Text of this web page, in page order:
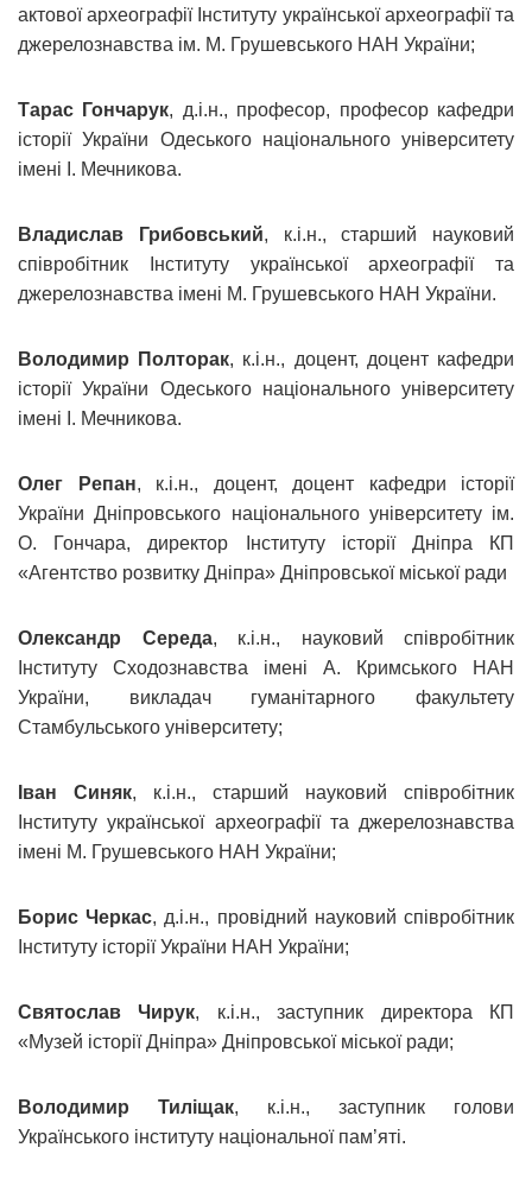
актової археографії Інституту української археографії та
джерелознавства ім. М. Грушевського НАН України;
Тарас Гончарук, д.і.н., професор, професор кафедри
історії України Одеського національного університету
імені І. Мечникова.
Владислав Грибовський, к.і.н., старший науковий
співробітник Інституту української археографії та
джерелознавства імені М. Грушевського НАН України.
Володимир Полторак, к.і.н., доцент, доцент кафедри
історії України Одеського національного університету
імені І. Мечникова.
Олег Репан, к.і.н., доцент, доцент кафедри історії
України Дніпровського національного університету ім.
О. Гончара, директор Інституту історії Дніпра КП
«Агентство розвитку Дніпра» Дніпровської міської ради
Олександр Середа, к.і.н., науковий співробітник
Інституту Сходознавства імені А. Кримського НАН
України, викладач гуманітарного факультету
Стамбульського університету;
Іван Синяк, к.і.н., старший науковий співробітник
Інституту української археографії та джерелознавства
імені М. Грушевського НАН України;
Борис Черкас, д.і.н., провідний науковий співробітник
Інституту історії України НАН України;
Святослав Чирук, к.і.н., заступник директора КП
«Музей історії Дніпра» Дніпровської міської ради;
Володимир Тиліщак, к.і.н., заступник голови
Українського інституту національної пам’яті.